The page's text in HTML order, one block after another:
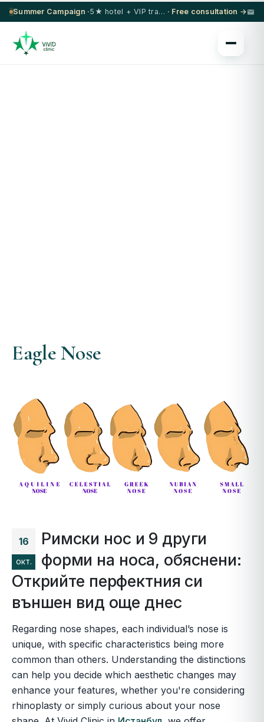
Summer Campaign · 5★ hotel + VIP transfer on select procedures · Free consultation →
Eagle Nose
16
окт.
Римски нос и 9 други
форми на носа, обяснени:
Открийте перфектния си
външен вид още днес
Regarding nose shapes, each individual’s nose is
unique, with specific characteristics being more
common than others. Understanding the distinctions
can help you decide which aesthetic changes may
enhance your features, whether you're considering
rhinoplasty or simply curious about your nose